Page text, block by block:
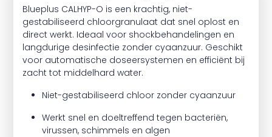
Blueplus CALHYP-O is een krachtig, niet-
gestabiliseerd chloorgranulaat dat snel oplost en
direct werkt. Ideaal voor shockbehandelingen en
langdurige desinfectie zonder cyaanzuur. Geschikt
voor automatische doseersystemen en efficiënt bij
zacht tot middelhard water.
Niet-gestabiliseerd chloor zonder cyaanzuur
Werkt snel en doeltreffend tegen bacteriën,
virussen, schimmels en algen